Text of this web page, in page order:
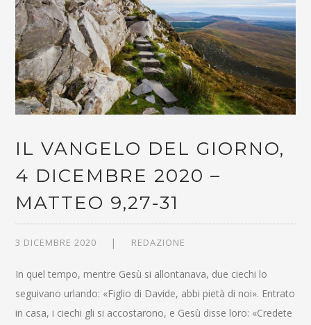
IL VANGELO DEL GIORNO,
4 DICEMBRE 2020 –
MATTEO 9,27-31
3 DICEMBRE 2020 REDAZIONE
In quel tempo, mentre Gesù si allontanava, due ciechi lo
seguivano urlando: «Figlio di Davide, abbi pietà di noi». Entrato
in casa, i ciechi gli si accostarono, e Gesù disse loro: «Credete